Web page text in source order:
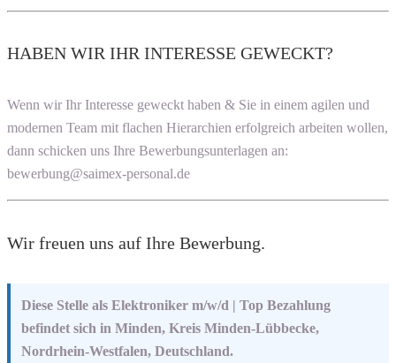
HABEN WIR IHR INTERESSE GEWECKT?
Wenn wir Ihr Interesse geweckt haben & Sie in einem agilen und
modernen Team mit flachen Hierarchien erfolgreich arbeiten wollen,
dann schicken uns Ihre Bewerbungsunterlagen an:
bewerbung@saimex-personal.de
Wir freuen uns auf Ihre Bewerbung.
Diese Stelle als Elektroniker m/w/d | Top Bezahlung
befindet sich in Minden, Kreis Minden-Lübbecke,
Nordrhein-Westfalen, Deutschland.